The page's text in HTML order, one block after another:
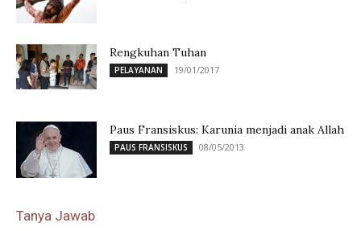
Rengkuhan Tuhan
PELAYANAN 19/01/2017
Paus Fransiskus: Karunia menjadi anak Allah
PAUS FRANSISKUS 08/05/2013
Tanya Jawab